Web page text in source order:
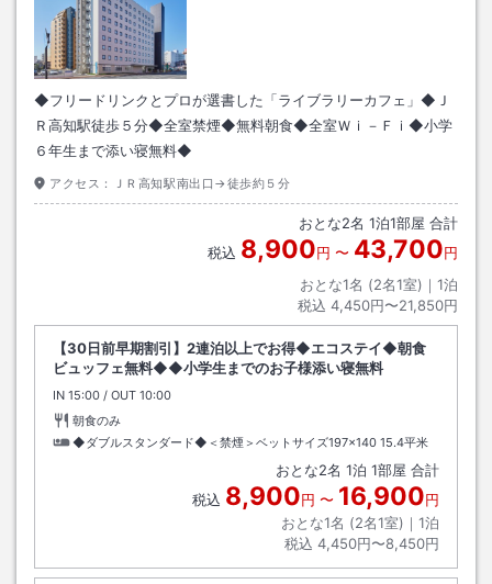
◆フリードリンクとプロが選書した「ライブラリーカフェ」◆Ｊ
Ｒ高知駅徒歩５分◆全室禁煙◆無料朝食◆全室Ｗｉ－Ｆｉ◆小学
６年生まで添い寝無料◆
アクセス： ＪＲ高知駅南出口→徒歩約５分
おとな2名 1泊1部屋 合計
税込 8,900円 〜 43,700円
おとな1名 (2名1室)｜ 1泊
税込 4,450円〜21,850円
【30日前早期割引】2連泊以上でお得◆エコステイ◆朝食
ビュッフェ無料◆◆小学生までのお子様添い寝無料
IN チェックイン
15:00 / OUT チェックアウト
10:00
朝食のみ
◆ダブルスタンダード◆＜禁煙＞ベットサイズ197×140 15.4平米
おとな2名 1泊 1部屋 合計
税込 8,900円 〜 16,900円
おとな1名 (2名1室)｜ 1泊
税込 4,450円〜8,450円